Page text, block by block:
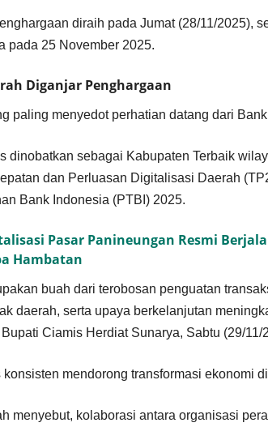
diraih pada Jumat (28/11/2025),
pada 25 November 2025.
Diganjar Penghargaan
paling menyedot perhatian datang dari
dinobatkan sebagai Kabupaten Terbaik
dan Perluasan Digitalisasi Daerah
Bank Indonesia (PTBI) 2025.
Pasar Panineungan Resmi
Hambatan
buah dari terobosan penguatan
daerah, serta upaya berkelanjutan
Bupati Ciamis Herdiat Sunarya, Sabtu (29/11/
mendorong transformasi ekonomi
menyebut, kolaborasi antara organisasi